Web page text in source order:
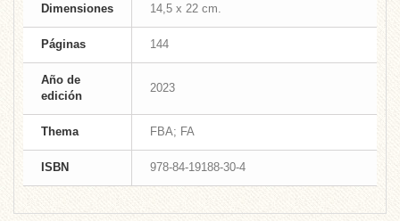
Dimensiones 14,5 x 22 cm.
Páginas 144
Año de
edición
2023
Thema FBA; FA
ISBN 978-84-19188-30-4